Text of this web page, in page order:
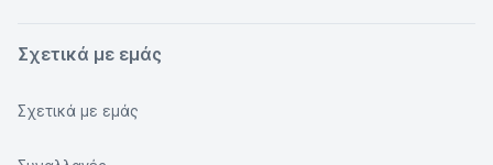
Σχετικά με εμάς
Σχετικά με εμάς